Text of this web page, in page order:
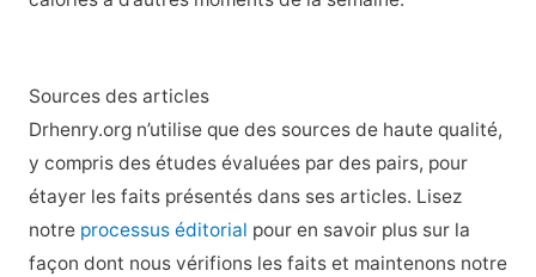
Sources des articles
Drhenry.org n’utilise que des sources de haute qualité,
y compris des études évaluées par des pairs, pour
étayer les faits présentés dans ses articles. Lisez
notre processus éditorial pour en savoir plus sur la
façon dont nous vérifions les faits et maintenons notre